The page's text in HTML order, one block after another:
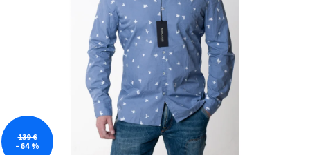
hviezdičiek.
139 €
–64 %